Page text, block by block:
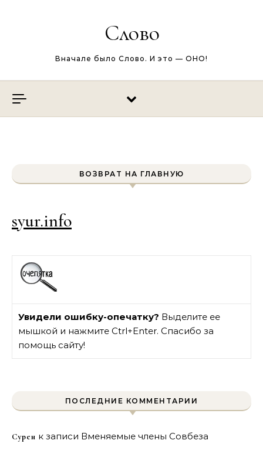
Слово
Вначале было Слово. И это — ОНО!
ВОЗВРАТ НА ГЛАВНУЮ
syur.info
Увидели ошибку-опечатку? Выделите ее
мышкой и нажмите Ctrl+Enter. Спасибо за
помощь сайту!
ПОСЛЕДНИЕ КОММЕНТАРИИ
Сурен к записи Вменяемые члены Совбеза